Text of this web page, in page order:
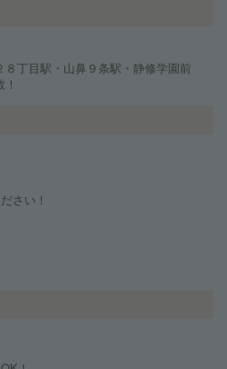
８丁目駅・山鼻９条駅・静修学園前
さい！